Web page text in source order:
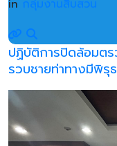
in กลุ่มงานสืบสวน
ปฏิบัติการปิดล้อมต
รวบชายท่าทางมีพิรุ